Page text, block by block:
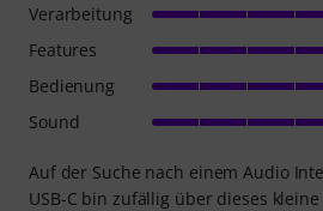
Auf der Suche nach einem Audio
USB-C bin zufällig über dieses
Verarbeitung
Features
Bedienung
Sound